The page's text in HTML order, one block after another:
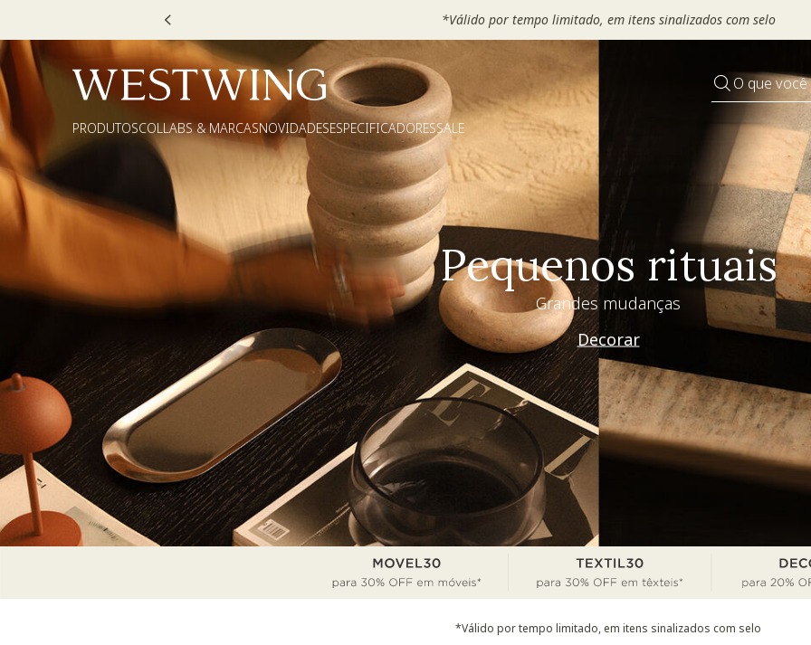
*Válido por tempo limitado, em itens sinalizados com selo
O que
PRODUTOSCOLLABS & MARCASNOVIDADESESPECIFICADORESSALE
Pequenos rituais
Grandes mudanças
Decorar
*Válido por tempo limitado, em itens sinalizados com selo